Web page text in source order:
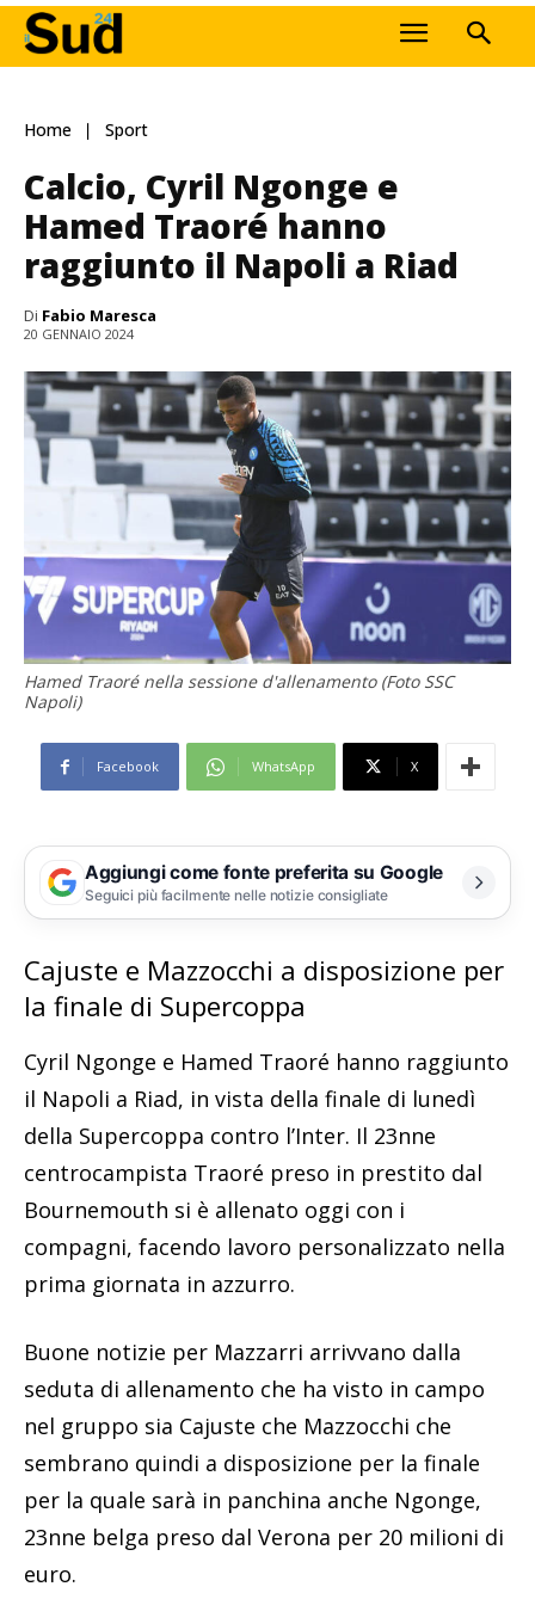
Home Sport
Calcio, Cyril Ngonge e
Hamed Traoré hanno
raggiunto il Napoli a Riad
Di Fabio Maresca
20 GENNAIO 2024
Hamed Traoré nella sessione d'allenamento (Foto SSC
Napoli)
Facebook WhatsApp X
Aggiungi come fonte preferita su Google
Seguici più facilmente nelle notizie consigliate
Cajuste e Mazzocchi a disposizione per
la finale di Supercoppa
Cyril Ngonge e Hamed Traoré hanno raggiunto
il Napoli a Riad, in vista della finale di lunedì
della Supercoppa contro l’Inter. Il 23nne
centrocampista Traoré preso in prestito dal
Bournemouth si è allenato oggi con i
compagni, facendo lavoro personalizzato nella
prima giornata in azzurro.
Buone notizie per Mazzarri arrivvano dalla
seduta di allenamento che ha visto in campo
nel gruppo sia Cajuste che Mazzocchi che
sembrano quindi a disposizione per la finale
per la quale sarà in panchina anche Ngonge,
23nne belga preso dal Verona per 20 milioni di
euro.